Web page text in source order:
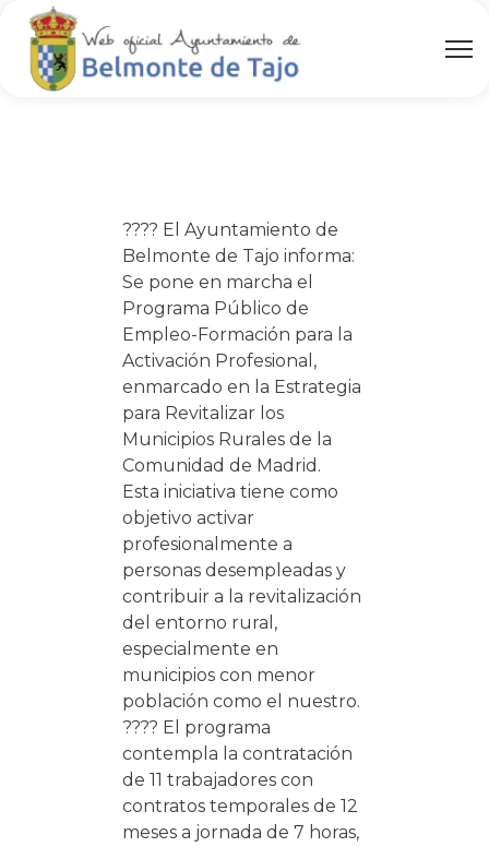
???? El Ayuntamiento de
Belmonte de Tajo informa:
Se pone en marcha el
Programa Público de
Empleo-Formación para la
Activación Profesional,
enmarcado en la Estrategia
para Revitalizar los
Municipios Rurales de la
Comunidad de Madrid.
Esta iniciativa tiene como
objetivo activar
profesionalmente a
personas desempleadas y
contribuir a la revitalización
del entorno rural,
especialmente en
municipios con menor
población como el nuestro.
???? El programa
contempla la contratación
de 11 trabajadores con
contratos temporales de 12
meses a jornada de 7 horas,